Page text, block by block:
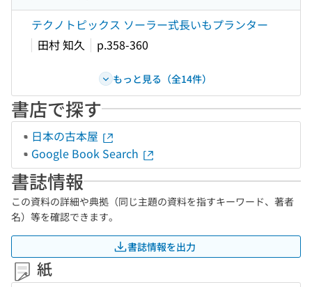
テクノトピックス ソーラー式長いもプランター
田村 知久
p.358-360
もっと見る（全14件）
書店で探す
日本の古本屋
Google Book Search
書誌情報
この資料の詳細や典拠（同じ主題の資料を指すキーワード、著者
名）等を確認できます。
書誌情報を出力
紙